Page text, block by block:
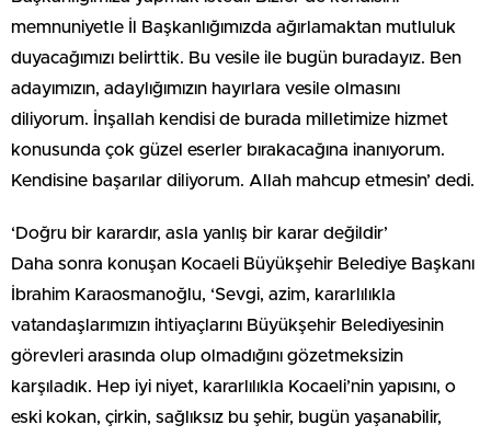
memnuniyetle İl Başkanlığımızda ağırlamaktan mutluluk
duyacağımızı belirttik. Bu vesile ile bugün buradayız. Ben
adayımızın, adaylığımızın hayırlara vesile olmasını
diliyorum. İnşallah kendisi de burada milletimize hizmet
konusunda çok güzel eserler bırakacağına inanıyorum.
Kendisine başarılar diliyorum. Allah mahcup etmesin’ dedi.
‘Doğru bir karardır, asla yanlış bir karar değildir’
Daha sonra konuşan Kocaeli Büyükşehir Belediye Başkanı
İbrahim Karaosmanoğlu, ‘Sevgi, azim, kararlılıkla
vatandaşlarımızın ihtiyaçlarını Büyükşehir Belediyesinin
görevleri arasında olup olmadığını gözetmeksizin
karşıladık. Hep iyi niyet, kararlılıkla Kocaeli’nin yapısını, o
eski kokan, çirkin, sağlıksız bu şehir, bugün yaşanabilir,